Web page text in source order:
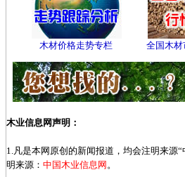
木材价格走势专栏 全国木
木业信息网声明：
1.凡是本网原创的新闻报道，均会注明来源
明来源： 中国木业信息网 。